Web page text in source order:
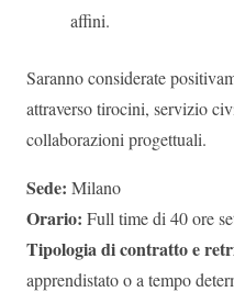
affini.
Saranno considerate
attraverso tirocini, servizio
collaborazioni progettuali.
Sede: Milano
Orario: Full time di 40 ore
Tipologia di contratto e
apprendistato o a tempo